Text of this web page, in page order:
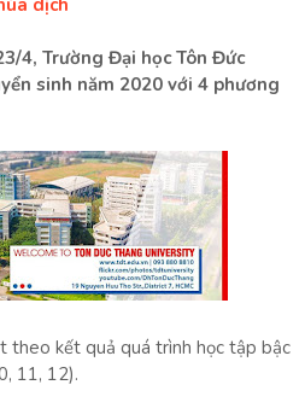
dịch
4, Trường Đại học Tôn Đức
sinh năm 2020 với 4 phương
theo kết quả quá trình học tập bậc
11, 12).